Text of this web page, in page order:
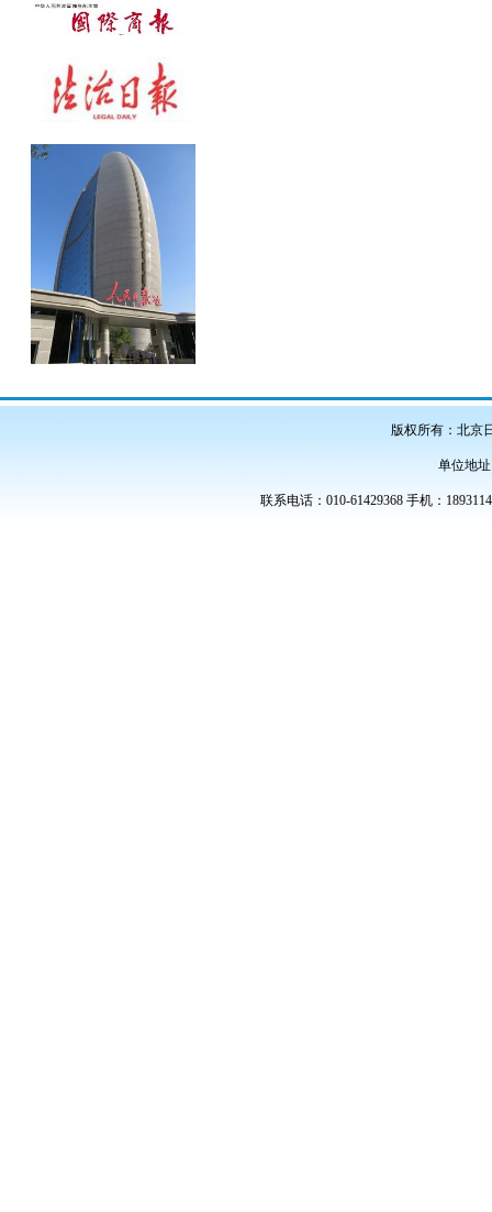
版权所有：北京
单位地
联系电话：010-61429368 手机：